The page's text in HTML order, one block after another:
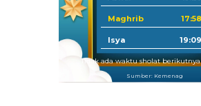
Maghrib 17:58
Isya 19:09
Tidak ada waktu sholat berikutnya
Sumber: Kemenag